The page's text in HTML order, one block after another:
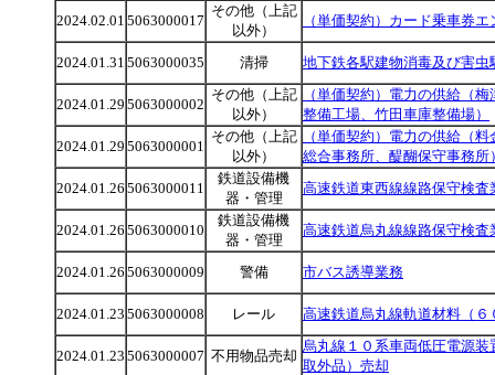
2024.02.01 5063000017
その他（上記
以外）
（単価契約）カード乗車券
2024.01.31 5063000035 清掃 地下鉄各駅建物消毒及び害虫
2024.01.29 5063000002
その他（上記
以外）
（単価契約）電力の供給（
整備工場、竹田車庫整備場）
2024.01.29 5063000001
その他（上記
以外）
（単価契約）電力の供給（
総合事務所、醍醐保守事務所
2024.01.26 5063000011
鉄道設備機
器・管理
高速鉄道東西線線路保守検査
2024.01.26 5063000010
鉄道設備機
器・管理
高速鉄道烏丸線線路保守検査
2024.01.26 5063000009 警備 市バス誘導業務
2024.01.23 5063000008 レール 高速鉄道烏丸線軌道材料（６
2024.01.23 5063000007 不用物品売却
烏丸線１０系車両低圧電源装
取外品）売却